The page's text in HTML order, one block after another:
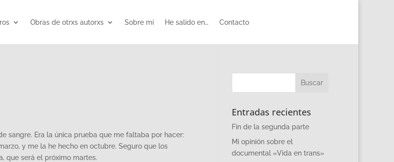
Obras de otrxs autorxs Sobre mí He salido en… Contacto
sangre. Era la única prueba que me faltaba por hacer:
y me la he hecho en octubre. Seguro que los
que será el próximo martes.
Entradas recientes
Fin de la segunda parte
Mi opinión sobre el
documental «Vida en trans»